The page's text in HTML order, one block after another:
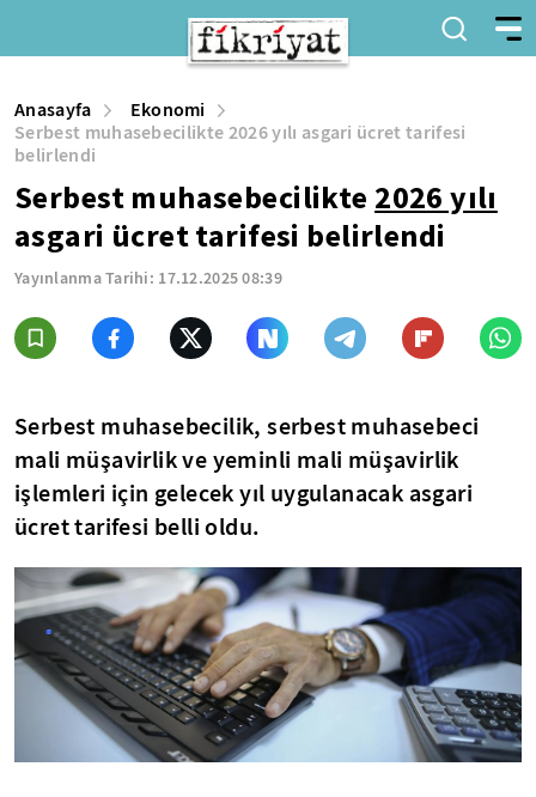
Anasayfa
Ekonomi
Serbest muhasebecilikte 2026 yılı asgari ücret tarifesi
belirlendi
Serbest muhasebecilikte 2026 yılı
asgari ücret tarifesi belirlendi
Yayınlanma Tarihi: 17.12.2025 08:39
Serbest muhasebecilik, serbest muhasebeci
mali müşavirlik ve yeminli mali müşavirlik
işlemleri için gelecek yıl uygulanacak asgari
ücret tarifesi belli oldu.